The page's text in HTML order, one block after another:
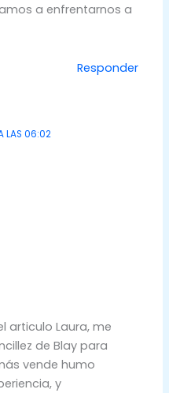
a enfrentarnos a
Responder
A LAS 06:02
articulo Laura, me
de Blay para
vende humo
y